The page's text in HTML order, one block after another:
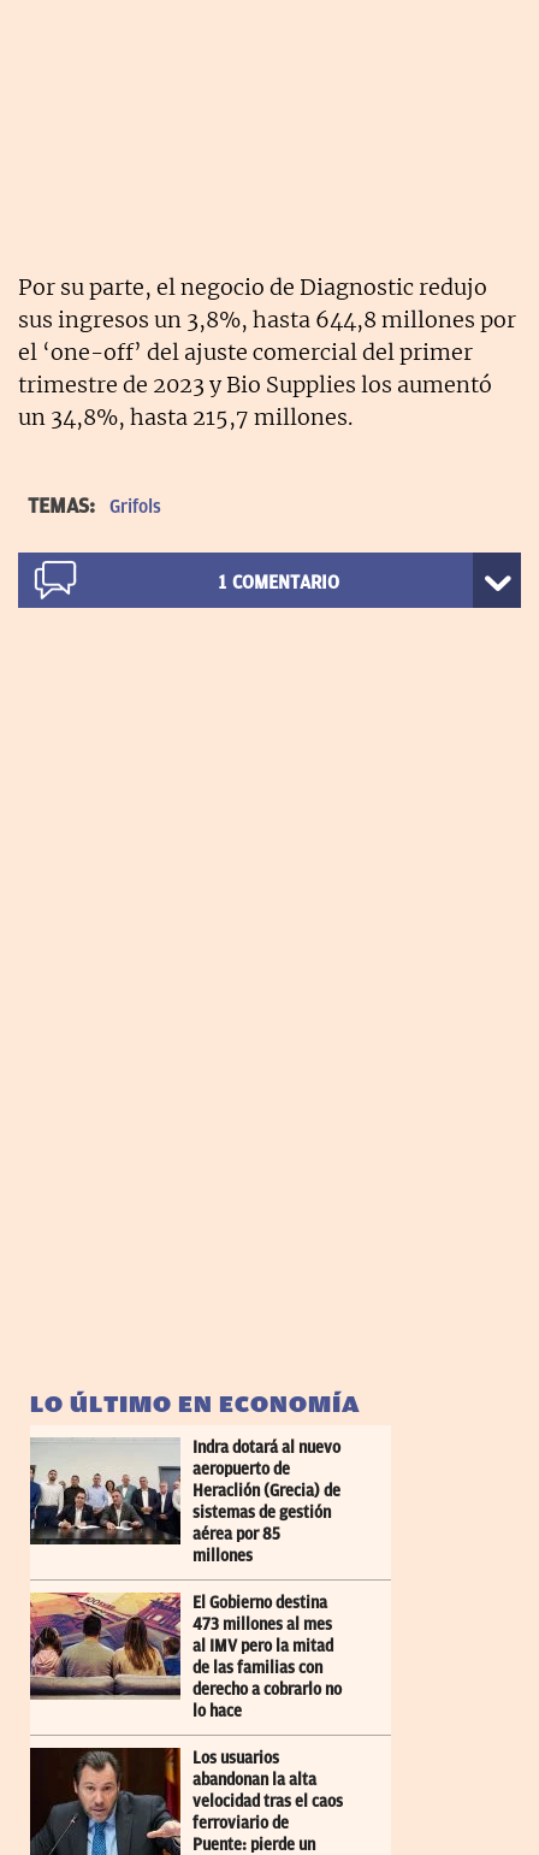
Por su parte, el negocio de Diagnostic redujo
sus ingresos un 3,8%, hasta 644,8 millones por
el ‘one-off’ del ajuste comercial del primer
trimestre de 2023 y Bio Supplies los aumentó
un 34,8%, hasta 215,7 millones.
TEMAS: Grifols
1 COMENTARIO
LO ÚLTIMO EN ECONOMÍA
Indra dotará al nuevo
aeropuerto de
Heraclión (Grecia) de
sistemas de gestión
aérea por 85
millones
El Gobierno destina
473 millones al mes
al IMV pero la mitad
de las familias con
derecho a cobrarlo no
lo hace
Los usuarios
abandonan la alta
velocidad tras el caos
ferroviario de
Puente: pierde un